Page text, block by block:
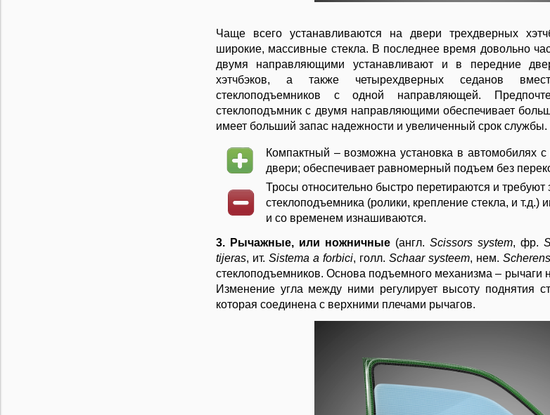
Чаще всего устанавливаются на двери трехдверных
широкие, массивные стекла. В последнее время довольно
двумя направляющими устанавливают и в передние
хэтчбэков, а также четырехдверных седанов
стеклоподъемников с одной направляющей.
стеклоподъмник с двумя направляющими обеспечивает
имеет больший запас надежности и увеличенный срок службы.
Компактный – возможна установка в автомобилях
двери; обеспечивает равномерный подъем без
Тросы относительно быстро перетираются и
стеклоподъемника (ролики, крепление стекла, и
и со временем изнашиваются.
3. Рычажные, или ножничные(англ. Scissors system, фр.
tijeras, ит. Sistema a forbici, голл.Schaar systeem, нем.
стеклоподъемников. Основа подъемного механизма – рычаги
Изменение угла между ними регулирует высоту поднятия
которая соединена с верхними плечами рычагов.